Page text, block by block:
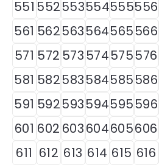
551 552553554555556
561 562563564565566
571 572 573574575576
581 582583584585586
591 592593594595596
601 602 603604605606
611 612 613 614 615 616